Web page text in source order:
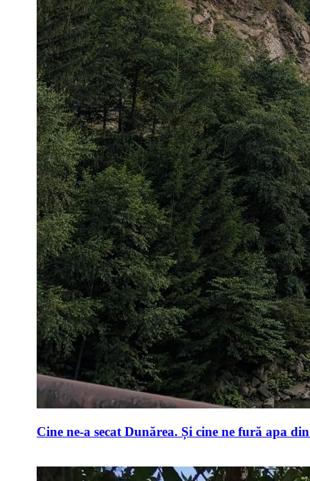
Cine ne-a secat Dunărea. Și cine ne fură apa